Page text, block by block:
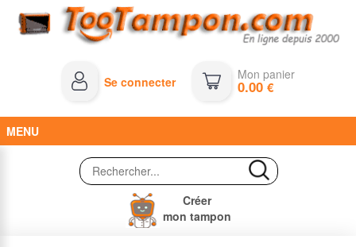
Se connecter Mon panier
0.00€
MENU
Créer
mon tampon